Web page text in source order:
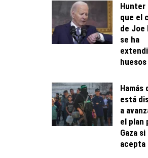
Hunter
que el
de Joe
se ha
huesos
Hamás
está
a
el plan
Gaza
acepta